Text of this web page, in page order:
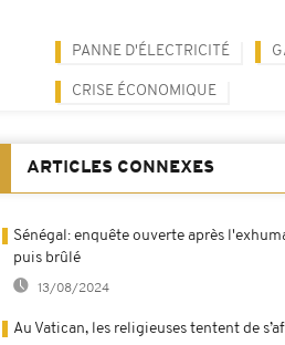
PANNE D'ÉLECTRICITÉ
CRISE ÉCONOMIQUE
ARTICLES CONNEXES
Sénégal: enquête ouverte après
puis brûlé
13/08/2024
Au Vatican, les religieuses tentent de